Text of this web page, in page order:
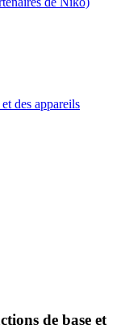
des appareils
de base et